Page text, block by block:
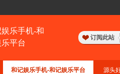
乐手机-和
平台
订阅此站
和记娱乐手机-和记娱乐平台 源头